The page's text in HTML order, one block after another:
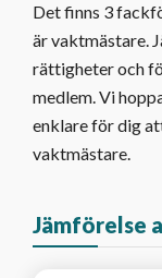
Det finns 3
är vaktmästare.
rättigheter och
medlem. Vi
enklare för dig
vaktmästare.
Jämförelse